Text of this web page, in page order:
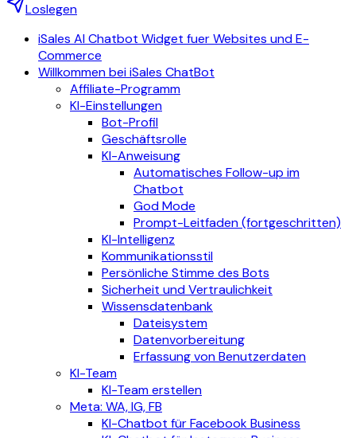
Loslegen
iSales AI Chatbot Widget fuer Websites und E-
Commerce
Willkommen bei iSales ChatBot
Affiliate-Programm
KI-Einstellungen
Bot-Profil
Geschäftsrolle
KI-Anweisung
Automatisches Follow-up im
Chatbot
God Mode
Prompt-Leitfaden (fortgeschritten)
KI-Intelligenz
Kommunikationsstil
Persönliche Stimme des Bots
Sicherheit und Vertraulichkeit
Wissensdatenbank
Dateisystem
Datenvorbereitung
Erfassung von Benutzerdaten
KI-Team
KI-Team erstellen
Meta: WA, IG, FB
KI-Chatbot für Facebook Business